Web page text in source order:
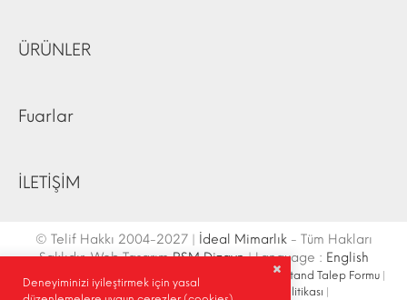
ÜRÜNLER
Fuarlar
İLETİŞİM
© Telif Hakkı 2004-2027 | İdeal Mimarlık- Tüm Hakları
Saklıdır. Web TasarımRSM Dizayn| Language : English
İletişim Bilgileri | Ulaşım Krokisi Site Haritası Fuar Stand Talep Formu|
Site İçi Arama
|Sosyal Medya Gizlilik Politikası
Deneyiminizi iyileştirmek için yasal